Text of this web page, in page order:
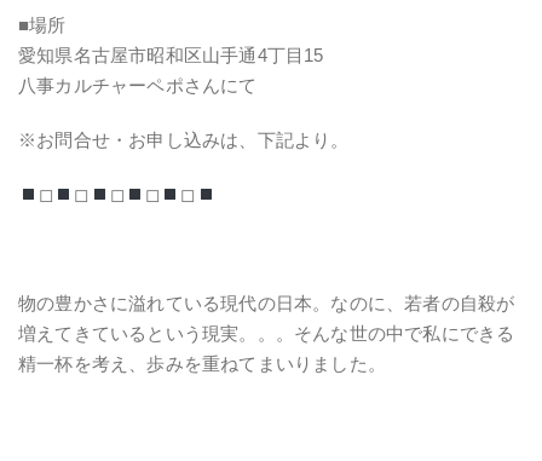
■場所
愛知県名古屋市昭和区山手通4丁目15
八事カルチャーペポさんにて
※お問合せ・お申し込みは、下記より。
◻︎ ◻︎ ◻︎ ◻︎ ◻︎
物の豊かさに溢れている現代の日本。なのに、若者の自殺が
増えてきているという現実。。。そんな世の中で私にできる
精一杯を考え、歩みを重ねてまいりました。